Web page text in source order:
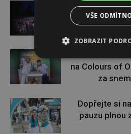
Chinaski
Praze. V září s
Paulie Garand
na Colours of
za
Dopřejte si
pauzu plnou
VŠE
ZOBRAZIT